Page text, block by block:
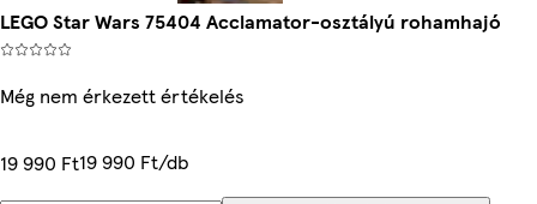
LEGO Star Wars 75404 Acclamator-osztályú rohamhajó
Még nem érkezett értékelés
19 990 Ft19 990 Ft/db